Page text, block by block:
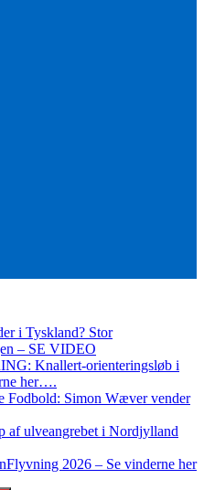
i Tyskland? Stor
– SE VIDEO
Knallert-orienteringsløb i
her….
Fodbold: Simon Wæver vender
af ulveangrebet i Nordjylland
2026 – Se vinderne her